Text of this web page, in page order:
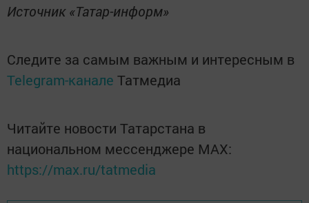
Источник «Татар-информ»
Следите за самым важным и интересным в
Telegram-канале Татмедиа
Читайте новости Татарстана в
национальном мессенджере MАХ:
https://max.ru/tatmedia